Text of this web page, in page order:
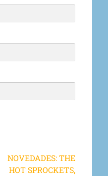
NOVEDADES: THE
HOT SPROCKETS,